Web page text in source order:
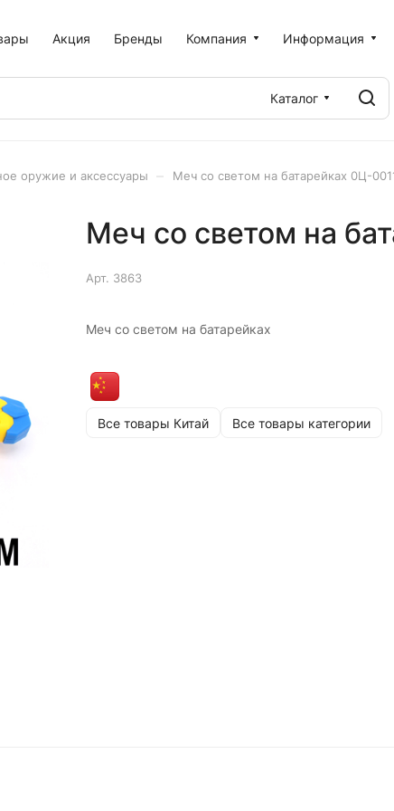
Акция Бренды Компания Информация
Каталог
оружие и аксессуары Меч со светом на батарейках 0Ц-
Меч со светом на
Арт. 3863
Меч со светом на батарейках
Все товары Китай Все товары категории